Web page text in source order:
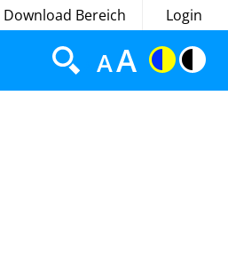
Download Bereich Login
AA